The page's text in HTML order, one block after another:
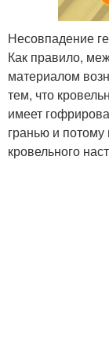
Несовпадение
Как правило,
материалом
тем, что
имеет
гранью и потому
кровельного